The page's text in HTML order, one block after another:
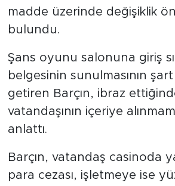
madde üzerinde değişiklik
bulundu.
Şans oyunu salonuna giriş
belgesinin sunulmasının
getiren Barçın, ibraz
vatandaşının içeriye
anlattı.
Barçın, vatandaş casinoda
para cezası, işletmeye ise